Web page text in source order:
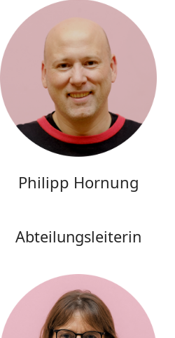
Philipp Hornung
Abteilungsleiterin